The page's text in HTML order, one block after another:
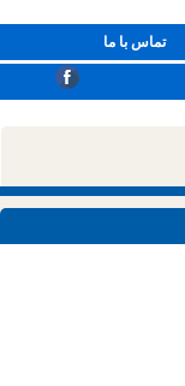
تماس با ما